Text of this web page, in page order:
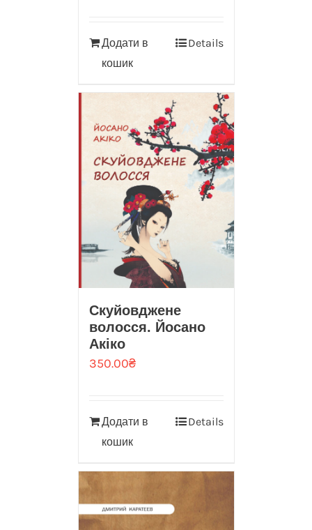
Додати в
кошик
Details
Скуйовджене
волосся. Йосано
Акіко
350.00₴
Додати в
кошик
Details